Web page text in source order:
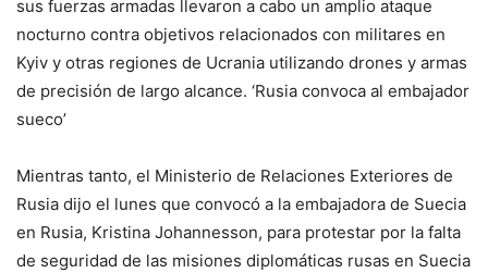
sus fuerzas armadas llevaron a cabo un amplio ataque
nocturno contra objetivos relacionados con militares en
Kyiv y otras regiones de Ucrania utilizando drones y armas
de precisión de largo alcance. ‘Rusia convoca al embajador
sueco’
Mientras tanto, el Ministerio de Relaciones Exteriores de
Rusia dijo el lunes que convocó a la embajadora de Suecia
en Rusia, Kristina Johannesson, para protestar por la falta
de seguridad de las misiones diplomáticas rusas en Suecia